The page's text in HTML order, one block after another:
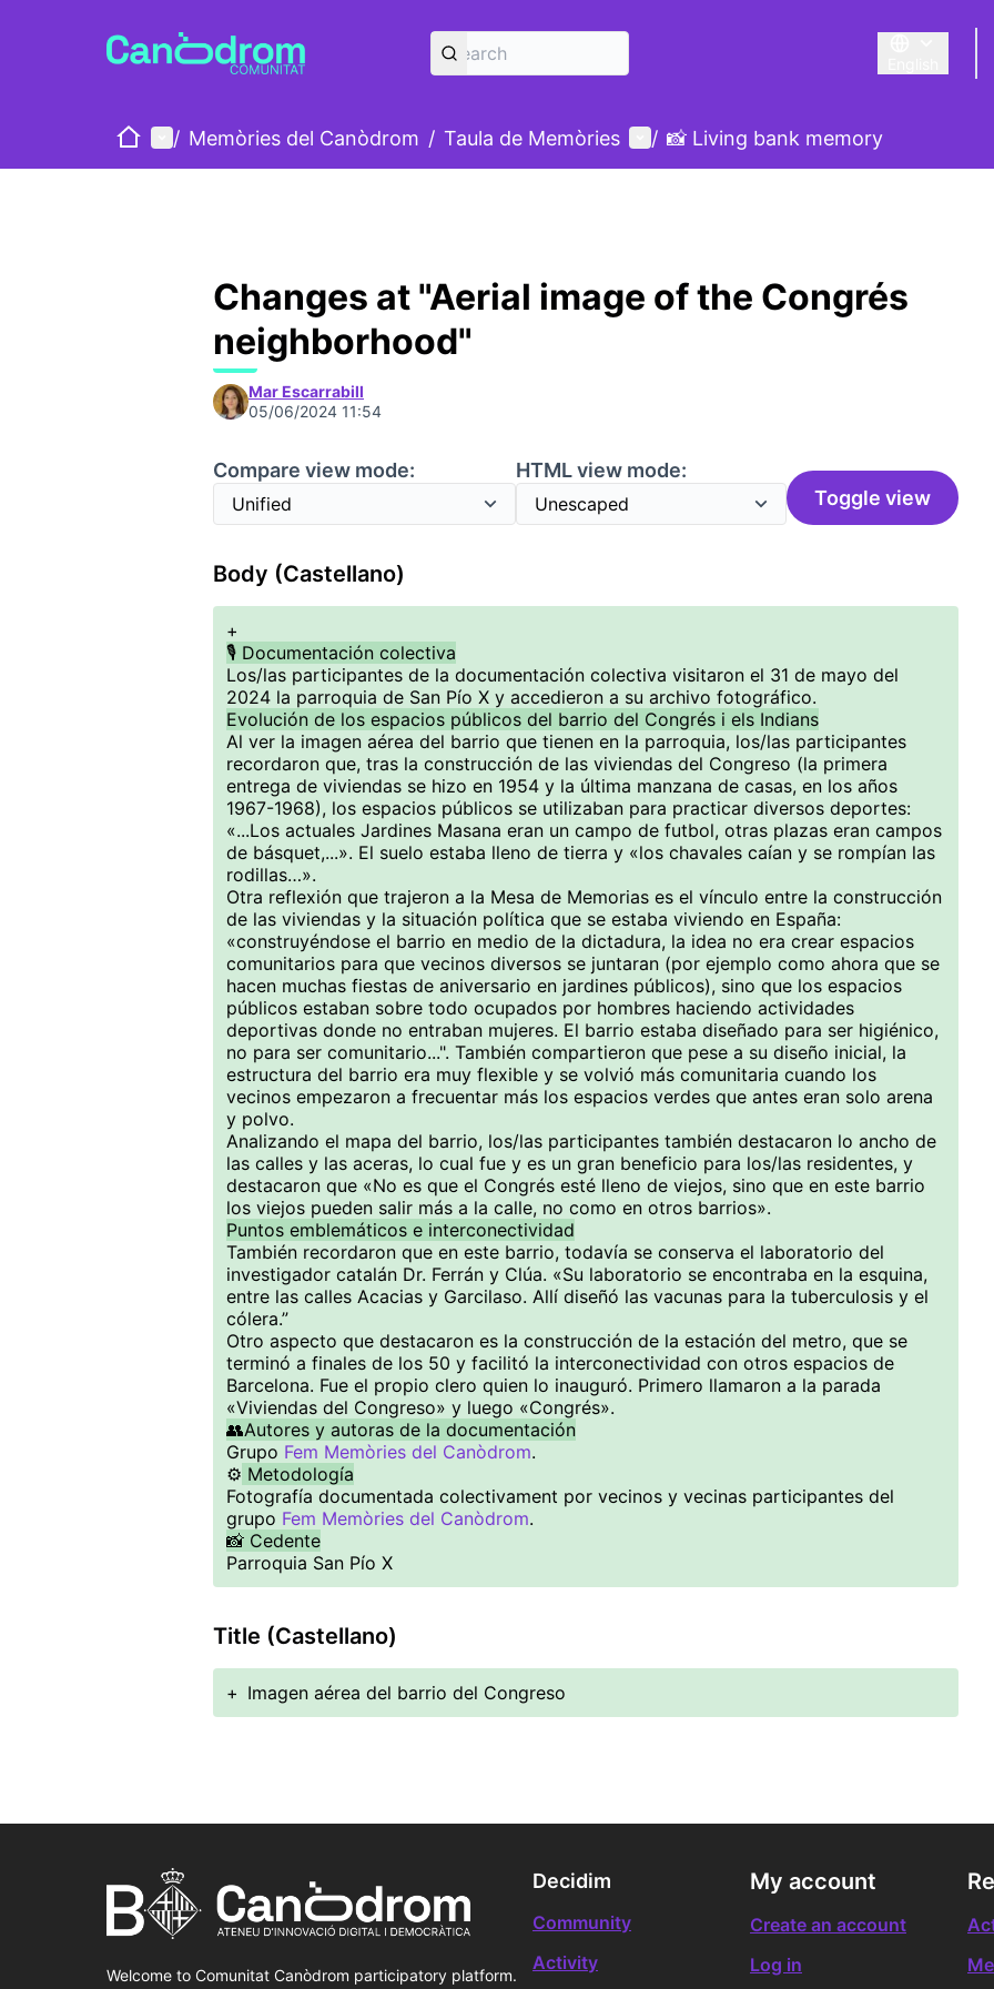
Triar la llengua
HomeMain menu
/ Memòries del Canòdrom / Taula de Memòries User menu
/ 📸 Living bank memory
Changes at "Aerial image of the Congrés
neighborhood"
Mar Escarrabill
05/06/2024 11:54
Compare view mode:
HTML view mode:
Toggle view
Body (Castellano)
+
🎙️ Documentación colectiva
Los/las participantes de la documentación colectiva visitaron el 31 de mayo del
2024 la parroquia de San Pío X y accedieron a su archivo fotográfico.
Evolución de los espacios públicos del barrio del Congrés i els Indians
Al ver la imagen aérea del barrio que tienen en la parroquia, los/las participantes
recordaron que, tras la construcción de las viviendas del Congreso (la primera
entrega de viviendas se hizo en 1954 y la última manzana de casas, en los años
1967-1968), los espacios públicos se utilizaban para practicar diversos deportes:
«...Los actuales Jardines Masana eran un campo de futbol, otras plazas eran campos
de básquet,...». El suelo estaba lleno de tierra y «los chavales caían y se rompían las
rodillas…».
Otra reflexión que trajeron a la Mesa de Memorias es el vínculo entre la construcción
de las viviendas y la situación política que se estaba viviendo en España:
«construyéndose el barrio en medio de la dictadura, la idea no era crear espacios
comunitarios para que vecinos diversos se juntaran (por ejemplo como ahora que se
hacen muchas fiestas de aniversario en jardines públicos), sino que los espacios
públicos estaban sobre todo ocupados por hombres haciendo actividades
deportivas donde no entraban mujeres. El barrio estaba diseñado para ser higiénico,
no para ser comunitario...". También compartieron que pese a su diseño inicial, la
estructura del barrio era muy flexible y se volvió más comunitaria cuando los
vecinos empezaron a frecuentar más los espacios verdes que antes eran solo arena
y polvo.
Analizando el mapa del barrio, los/las participantes también destacaron lo ancho de
las calles y las aceras, lo cual fue y es un gran beneficio para los/las residentes, y
destacaron que «No es que el Congrés esté lleno de viejos, sino que en este barrio
los viejos pueden salir más a la calle, no como en otros barrios».
Puntos emblemáticos e interconectividad
También recordaron que en este barrio, todavía se conserva el laboratorio del
investigador catalán Dr. Ferrán y Clúa. «Su laboratorio se encontraba en la esquina,
entre las calles Acacias y Garcilaso. Allí diseñó las vacunas para la tuberculosis y el
cólera.”
Otro aspecto que destacaron es la construcción de la estación del metro, que se
terminó a finales de los 50 y facilitó la interconectividad con otros espacios de
Barcelona. Fue el propio clero quien lo inauguró. Primero llamaron a la parada
«Viviendas del Congreso» y luego «Congrés».
👥Autores y autoras de la documentación
Grupo Fem Memòries del Canòdrom.
⚙️ Metodología
Fotografía documentada colectivament por vecinos y vecinas participantes del
grupo Fem Memòries del Canòdrom.
📸 Cedente
Parroquia San Pío X
Title (Castellano)
+ Imagen aérea del barrio del Congreso
Welcome to Comunitat Canòdrom participatory platform.
Decidim
Community
Activity
My account
Create an account
Log in